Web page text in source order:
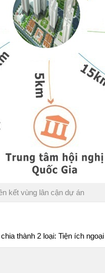
kết vùng lân cận dự án
thành 2 loại: Tiện ích